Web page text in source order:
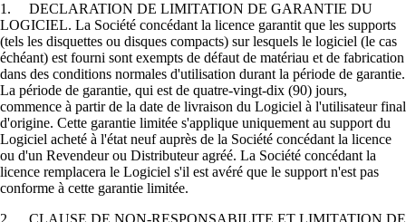
1. DECLARATION DE LIMITATION DE GARANTIE DU
LOGICIEL. La Société concédant la licence garantit que les supports
(tels les disquettes ou disques compacts) sur lesquels le logiciel (le cas
échéant) est fourni sont exempts de défaut de matériau et de fabrication
dans des conditions normales d'utilisation durant la période de garantie.
La période de garantie, qui est de quatre-vingt-dix (90) jours,
commence à partir de la date de livraison du Logiciel à l'utilisateur final
d'origine. Cette garantie limitée s'applique uniquement au support du
Logiciel acheté à l'état neuf auprès de la Société concédant la licence
ou d'un Revendeur ou Distributeur agréé. La Société concédant la
licence remplacera le Logiciel s'il est avéré que le support n'est pas
conforme à cette garantie limitée.